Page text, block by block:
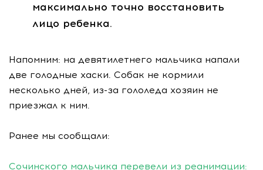
максимально точно восстановить
лицо ребенка.
Напомним: на девятилетнего мальчика напали
две голодные хаски. Собак не кормили
несколько дней, из-за гололеда хозяин не
приезжал к ним.
Ранее мы сообщали:
Сочинского мальчика перевели из реанимации: